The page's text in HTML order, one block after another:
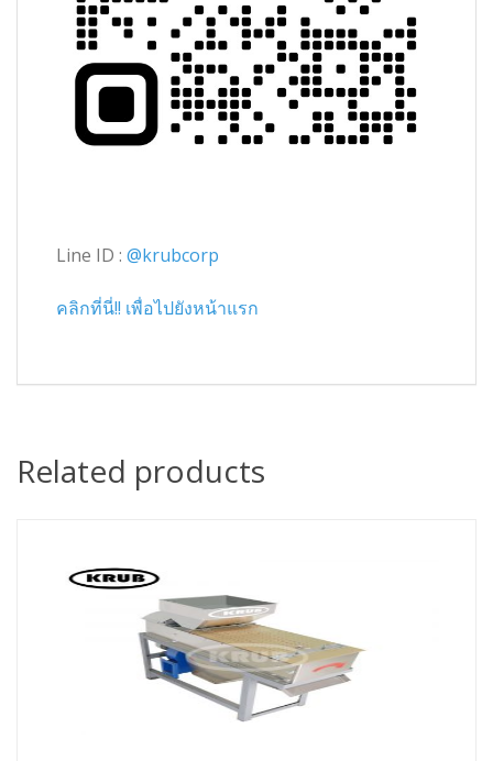
Line ID : @krubcorp
คลิกที่นี่!! เพื่อไปยังหน้าแรก
Related products